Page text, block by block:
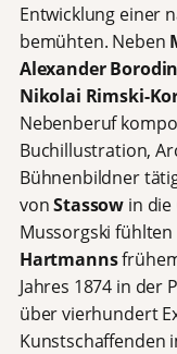
Entwicklung einer
bemühten. Neben
Alexander Borodin
Nikolai Rimski-
Nebenberuf
Buchillustration,
Bühnenbildner
vonStassow in
Mussorgski
Hartmanns
Jahres 1874 in der
über vierhundert
Kunstschaffenden